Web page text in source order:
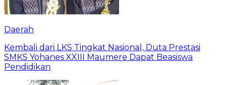
Daerah
Kembali dari LKS Tingkat Nasional, Duta Prestasi
SMKS Yohanes XXIII Maumere Dapat Beasiswa
Pendidikan